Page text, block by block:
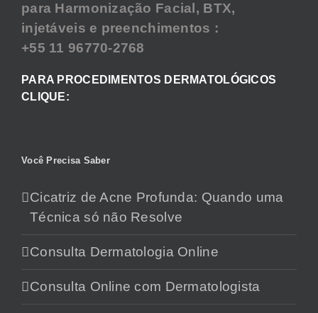
para Harmonização Facial, BTX,
injetáveis e preenchimentos :
+55 11 96770-2768
PARA PROCEDIMENTOS DERMATOLÓGICOS
CLIQUE:
Você Precisa Saber
Cicatriz de Acne Profunda: Quando uma
Técnica só não Resolve
Consulta Dermatologia Online
Consulta Online com Dermatologista